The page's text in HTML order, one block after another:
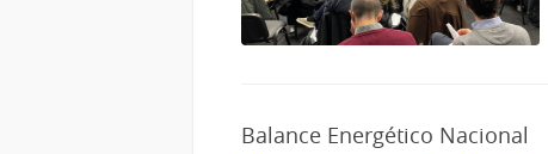
Balance Energético Nacional